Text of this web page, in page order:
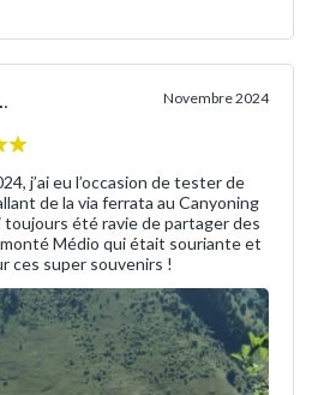
Novembre 2024
l’occasion de tester de
de la via ferrata au Canyoning
toujours été ravie de partager des
Médio qui était souriante et
ces super souvenirs !